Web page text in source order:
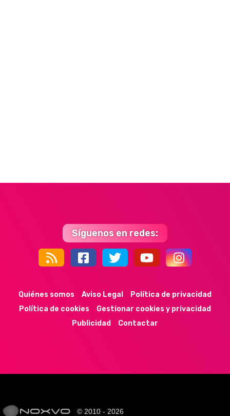
Síguenos en redes:
44k 9k 35k 352
Quiénes somos Aviso Legal
Política de privacidad
Política de cookies
Gestionar cookies y privacidad
Publicidad
Contactar
© 2010 - 2026